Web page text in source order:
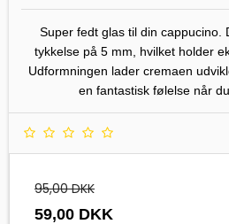
Super fedt glas til din cappucino.
tykkelse på 5 mm, hvilket holder
Udformningen lader cremaen
en fantastisk følelse når
95,00 DKK
59,00 DKK